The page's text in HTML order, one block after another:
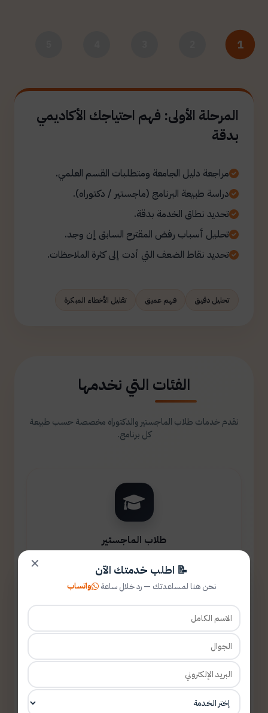
1
المرحلة الأولى: فهم احتياجك الأكاديمي
بدقة
مراجعة دليل الجامعة ومتطلبات القسم العلمي.
دراسة طبيعة البرنامج (ماجستير / دكتوراه).
تحديد نطاق الخدمة بدقة.
تحليل أسباب رفض المقترح السابق إن وجد.
تحديد نقاط الضعف التي أدت إلى كثرة الملاحظات.
تحليل دقيق فهم عميق تقليل الأخطاء المبكرة
الفئات التي نخدمها
نقدم خدمات طلاب الماجستير والدكتوراه مخصصة حسب طبيعة
كل برنامج.
طلاب الماجستير
✕ 📝 اطلب خدمتك الآن
نحن هنا لمساعدتك — رد خلال ساعة واتساب